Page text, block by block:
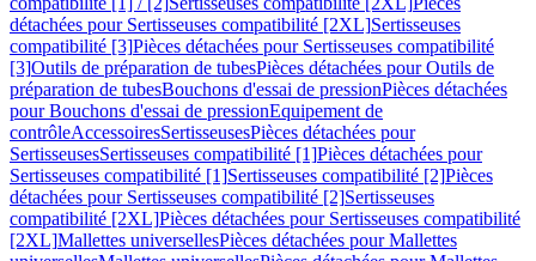
détachées pour Sertisseuses compatibilité [2XL]Sertisseuses
compatibilité [3]Pièces détachées pour Sertisseuses compatibilité
[3]Outils de préparation de tubesPièces détachées pour Outils de
préparation de tubesBouchons d'essai de pressionPièces détachées
pour Bouchons d'essai de pressionEquipement de
contrôleAccessoiresSertisseusesPièces détachées pour
SertisseusesSertisseuses compatibilité [1]Pièces détachées pour
Sertisseuses compatibilité [1]Sertisseuses compatibilité [2]Pièces
détachées pour Sertisseuses compatibilité [2]Sertisseuses
compatibilité [2XL]Pièces détachées pour Sertisseuses compatibilité
[2XL]Mallettes universellesPièces détachées pour Mallettes